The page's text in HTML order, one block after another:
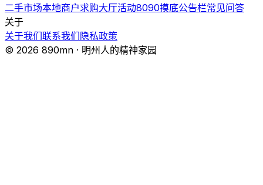
二手市场本地商户求购大厅活动8090摸底公告栏常见问答
关于
关于我们联系我们隐私政策
© 2026 890mn · 明州人的精神家园